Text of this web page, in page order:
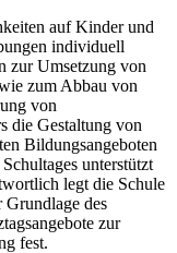
auf Kinder und
individuell
zur Umsetzung von
zum Abbau von
von
die Gestaltung von
Bildungsangeboten
unterstützt
legt die Schule
des
zur
fest.